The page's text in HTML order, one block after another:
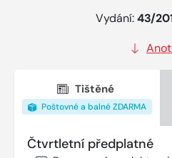
Vydání:43/
Tištěné
Poštovné a balné ZDARMA
Čtvrtletní předplatné